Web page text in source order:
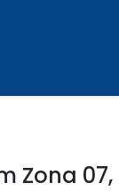
Zona 07,